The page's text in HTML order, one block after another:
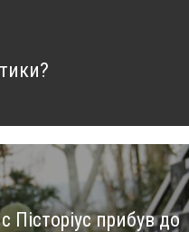
Пісторіус прибув до